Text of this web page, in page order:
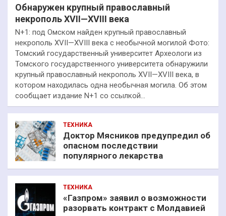
Обнаружен крупный православный
некрополь XVII—XVIII века
N+1: под Омском найден крупный православный
некрополь XVII—XVIII века с необычной могилой Фото:
Томский государственный университет Археологи из
Томского государственного университета обнаружили
крупный православный некрополь XVII—XVIII века, в
котором находилась одна необычная могила. Об этом
сообщает издание N+1 со ссылкой…
ТЕХНИКА
Доктор Мясников предупредил об
опасном последствии
популярного лекарства
ТЕХНИКА
«Газпром» заявил о возможности
разорвать контракт с Молдавией